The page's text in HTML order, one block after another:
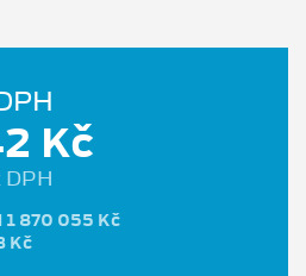
Kč
1 870 055 Kč
Kč